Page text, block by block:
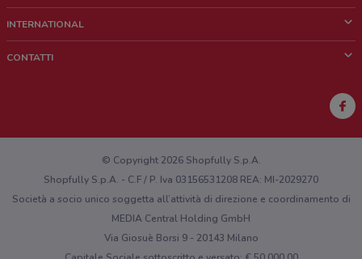
Chi siamo
Lavora con noi
Richieste commerciali e marketing
INTERNATIONAL
CONTATTI
Hai un malfunzionamento sul web o sull'app?
© Copyright 2026 Shopfully S.p.A.
Shopfully S.p.A. - C.F / P. Iva 03156531208 REA: MI-2029270
Società a socio unico soggetta all’attività di direzione e coordinamento di
MEDIA Central Holding GmbH
Via Giosuè Borsi 9 - 20143 Milano